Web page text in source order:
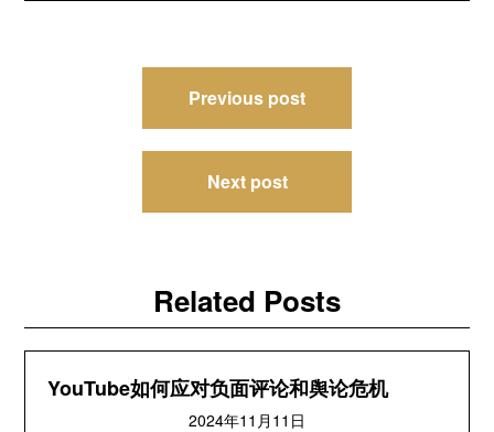
Previous post
Next post
Related Posts
YouTube如何应对负面评论和舆论危机
2024年11月11日